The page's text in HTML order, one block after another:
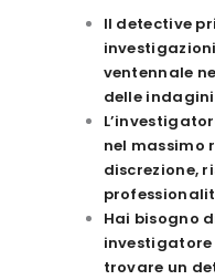
Il detective
ventennale
delle
nel massimo
discrezione,
Hai bisogno
investigatore
trovare un